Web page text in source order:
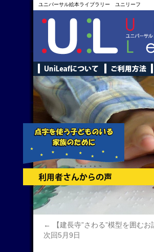
ユニバーサル絵本ライブラリー ユニリーフ
←
【建長寺”さわる”模型を囲む
次回5月9日